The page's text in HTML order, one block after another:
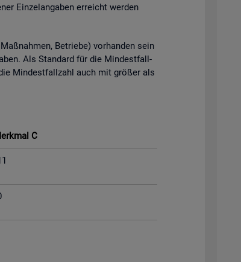
Ein­zel­an­ga­ben er­reicht wer­den
Be­trie­be) vor­han­den sein
Als Stan­dard für die Min­dest­fall­
Min­dest­fall­zahl auch mit grö­ßer als
C